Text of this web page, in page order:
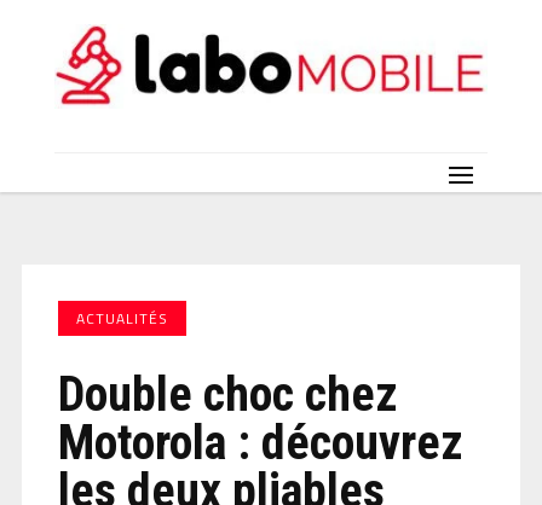
ACTUALITÉS
Double choc chez
Motorola : découvrez
les deux pliables